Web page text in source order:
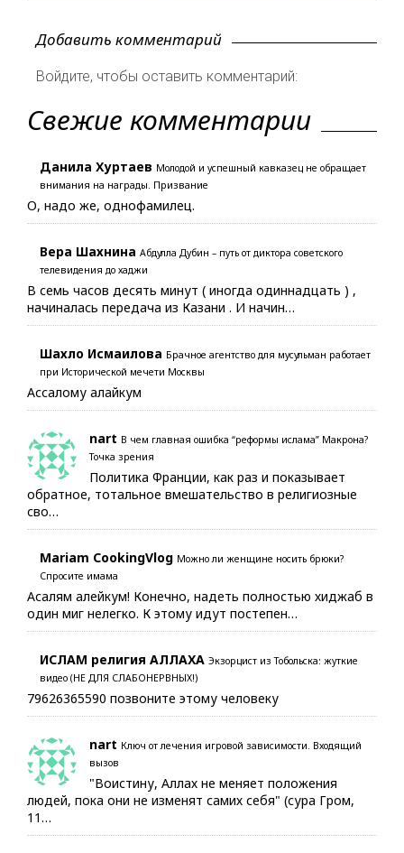
Добавить комментарий
Войдите, чтобы оставить комментарий:
Свежие комментарии
Данила Хуртаев Молодой и успешный кавказец не обращает
внимания на награды. Призвание
О, надо же, однофамилец.
Вера Шахнина Абдулла Дубин – путь от диктора советского
телевидения до хаджи
В семь часов десять минут ( иногда одиннадцать ) ,
начиналась передача из Казани . И начин…
Шахло Исмаилова Брачное агентство для мусульман работает
при Исторической мечети Москвы
Ассалому алайкум
nart В чем главная ошибка “реформы ислама” Макрона?
Точка зрения
Политика Франции, как раз и показывает
обратное, тотальное вмешательство в религиозные
сво…
Mariam CookingVlog Можно ли женщине носить брюки?
Спросите имама
Асалям алейкум! Конечно, надеть полностью хиджаб в
один миг нелегко. К этому идут постепен…
ИСЛАМ религия АЛЛАХА Экзорцист из Тобольска: жуткие
видео (НЕ ДЛЯ СЛАБОНЕРВНЫХ!)
79626365590 позвоните этому человеку
nart Ключ от лечения игровой зависимости. Входящий
вызов
"Воистину, Аллах не меняет положения
людей, пока они не изменят самих себя" (сура Гром,
11…